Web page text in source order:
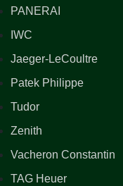
PANERAI
IWC
Jaeger-LeCoultre
Patek Philippe
Tudor
Zenith
Vacheron Constantin
TAG Heuer